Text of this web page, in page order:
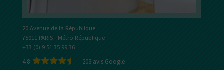
20 Avenue de la République
75011 PARIS - Métro République
+33 (0) 9 51 35 99 36
4.8 - 203 avis Google